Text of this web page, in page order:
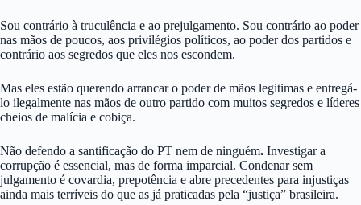
Sou contrário à truculência e ao prejulgamento. Sou contrário ao poder
nas mãos de poucos, aos privilégios políticos, ao poder dos partidos e
contrário aos segredos que eles nos escondem.
Mas eles estão querendo arrancar o poder de mãos legitimas e entregá-
lo ilegalmente nas mãos de outro partido com muitos segredos e líderes
cheios de malícia e cobiça.
Não defendo a santificação do PT nem de ninguém. Investigar a
corrupção é essencial, mas de forma imparcial. Condenar sem
julgamento é covardia, prepotência e abre precedentes para injustiças
ainda mais terríveis do que as já praticadas pela “justiça” brasileira.